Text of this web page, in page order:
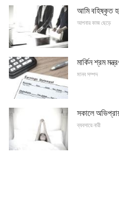
আমি বহিষ্কৃত
আপনার কাজ ছেড়ে
মার্কিন শ্রম
মানব সম্পদ
সকালে
ব্যবসায়ে নারী